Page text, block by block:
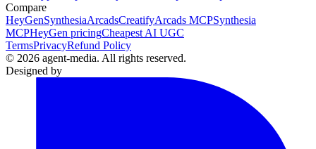
Compare
HeyGenSynthesiaArcadsCreatifyArcads MCPSynthesia
MCPHeyGen pricingCheapest AI UGC
TermsPrivacyRefund Policy
© 2026 agent-media. All rights reserved.
Designed by